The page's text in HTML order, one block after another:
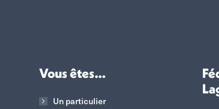
Vous êtes…
Un particulier